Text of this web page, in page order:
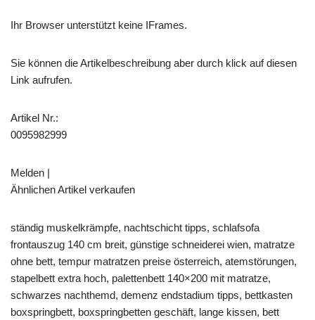
Ihr Browser unterstützt keine IFrames.
Sie können die Artikelbeschreibung aber durch klick auf diesen
Link aufrufen.
Artikel Nr.:
0095982999
Melden |
Ähnlichen Artikel verkaufen
ständig muskelkrämpfe, nachtschicht tipps, schlafsofa
frontauszug 140 cm breit, günstige schneiderei wien, matratze
ohne bett, tempur matratzen preise österreich, atemstörungen,
stapelbett extra hoch, palettenbett 140×200 mit matratze,
schwarzes nachthemd, demenz endstadium tipps, bettkasten
boxspringbett, boxspringbetten geschäft, lange kissen, bett